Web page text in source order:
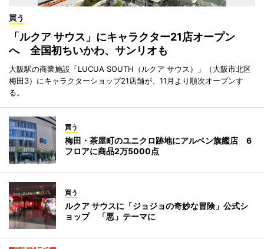
買う
「ルクア サウス」にキャラクター21店オープン
へ 全国初ちいかわ、サンリオも
大阪駅の商業施設「LUCUA SOUTH（ルクア サウス）」（大阪市北区
梅田3）にキャラクターショップ21店舗が、11月より順次オープンす
る。
買う
梅田・茶屋町のユニクロ跡地にアルペン旗艦店 6
フロアに商品2万5000点
買う
ルクア サウスに「ジョジョの奇妙な冒険」公式シ
ョップ 「悪」テーマに